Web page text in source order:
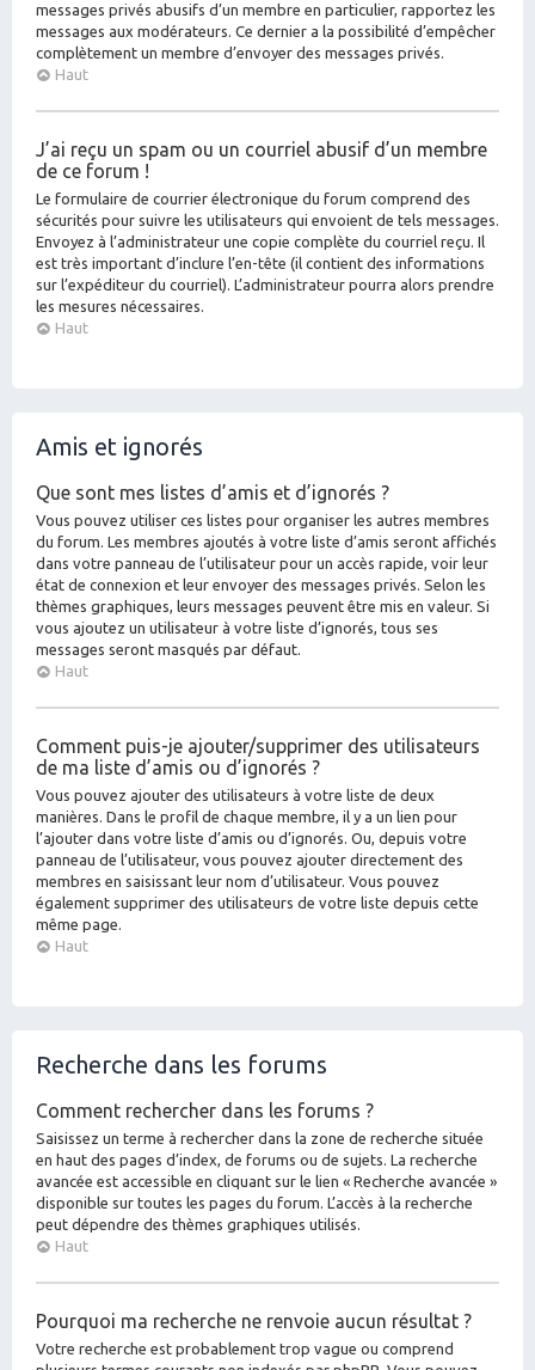
messages privés abusifs d’un membre en particulier, rapportez les
messages aux modérateurs. Ce dernier a la possibilité d’empêcher
complètement un membre d’envoyer des messages privés.
Haut
J’ai reçu un spam ou un courriel abusif d’un membre
de ce forum !
Le formulaire de courrier électronique du forum comprend des
sécurités pour suivre les utilisateurs qui envoient de tels messages.
Envoyez à l’administrateur une copie complète du courriel reçu. Il
est très important d’inclure l’en-tête (il contient des informations
sur l’expéditeur du courriel). L’administrateur pourra alors prendre
les mesures nécessaires.
Haut
Amis et ignorés
Que sont mes listes d’amis et d’ignorés ?
Vous pouvez utiliser ces listes pour organiser les autres membres
du forum. Les membres ajoutés à votre liste d’amis seront affichés
dans votre panneau de l’utilisateur pour un accès rapide, voir leur
état de connexion et leur envoyer des messages privés. Selon les
thèmes graphiques, leurs messages peuvent être mis en valeur. Si
vous ajoutez un utilisateur à votre liste d’ignorés, tous ses
messages seront masqués par défaut.
Haut
Comment puis-je ajouter/supprimer des utilisateurs
de ma liste d’amis ou d’ignorés ?
Vous pouvez ajouter des utilisateurs à votre liste de deux
manières. Dans le profil de chaque membre, il y a un lien pour
l’ajouter dans votre liste d’amis ou d’ignorés. Ou, depuis votre
panneau de l’utilisateur, vous pouvez ajouter directement des
membres en saisissant leur nom d’utilisateur. Vous pouvez
également supprimer des utilisateurs de votre liste depuis cette
même page.
Haut
Recherche dans les forums
Comment rechercher dans les forums ?
Saisissez un terme à rechercher dans la zone de recherche située
en haut des pages d’index, de forums ou de sujets. La recherche
avancée est accessible en cliquant sur le lien « Recherche avancée »
disponible sur toutes les pages du forum. L’accès à la recherche
peut dépendre des thèmes graphiques utilisés.
Haut
Pourquoi ma recherche ne renvoie aucun résultat ?
Votre recherche est probablement trop vague ou comprend